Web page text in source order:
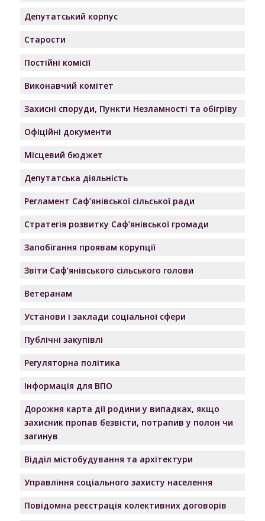
Депутатський корпус
Старости
Постійні комісії
Виконавчий комітет
Захисні споруди, Пункти Незламності та обігріву
Офіційні документи
Місцевий бюджет
Депутатська діяльність
Регламент Саф’янівської сільської ради
Стратегія розвитку Саф’янівської громади
Запобігання проявам корупції
Звіти Саф’янівського сільського голови
Ветеранам
Установи і заклади соціальної сфери
Публічні закупівлі
Регуляторна політика
Інформація для ВПО
Дорожня карта дії родини у випадках, якщо
захисник пропав безвісти, потрапив у полон чи
загинув
Відділ містобудування та архітектури
Управління соціального захисту населення
Повідомна реєстрація колективних договорів